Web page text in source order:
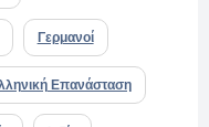
Γερμανοί
Επανάσταση